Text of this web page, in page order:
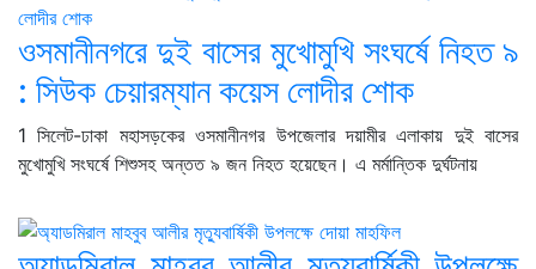
ওসমানীনগরে দুই বাসের মুখোমুখি সংঘর্ষে নিহত ৯
: সিউক চেয়ারম্যান কয়েস লোদীর শোক
1 সিলেট-ঢাকা মহাসড়কের ওসমানীনগর উপজেলার দয়ামীর এলাকায় দুই বাসের
মুখোমুখি সংঘর্ষে শিশুসহ অন্তত ৯ জন নিহত হয়েছেন। এ মর্মান্তিক দুর্ঘটনায়